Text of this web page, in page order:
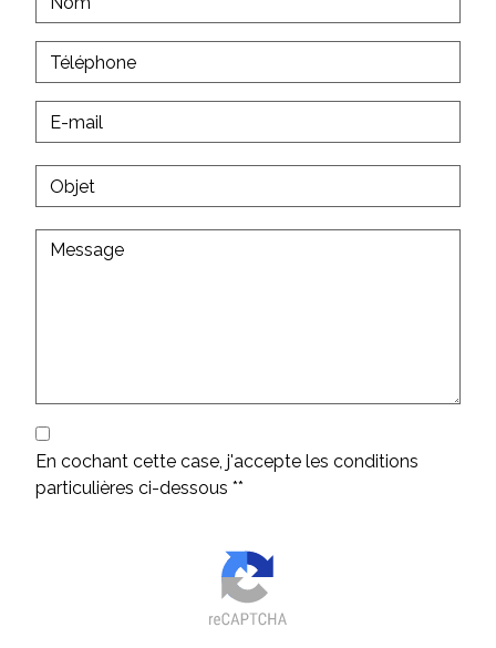
En cochant cette case, j'accepte les conditions
particulières ci-dessous **